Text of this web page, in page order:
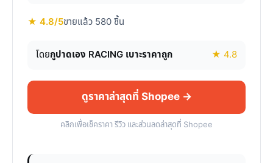
★ 4.8/5ขายแล้ว 580 ชิ้น
โดยกูปาดเอง RACING เบาะราคาถูก ★ 4.8
ดูราคาล่าสุดที่ Shopee →
คลิกเพื่อเช็คราคา รีวิว และส่วนลดล่าสุดที่ Shopee